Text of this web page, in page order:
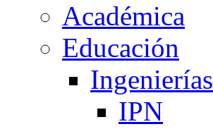
Académica
Educación
Ingenierías
IPN